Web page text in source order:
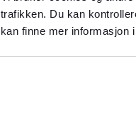
trafikken. Du kan
kan finne mer informasjon
Reiseindeks
Se hele listen